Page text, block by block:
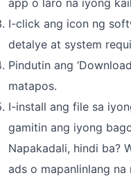
app o laro na iyong
I-click ang icon ng
detalye at system
Pindutin ang
matapos.
I-install ang file sa
gamitin ang iyong
Napakadali, hindi ba?
ads o mapanlinlang